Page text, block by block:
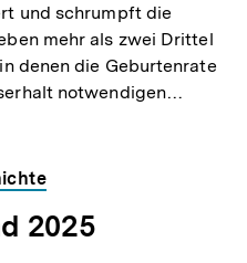
und schrumpft die
mehr als zwei Drittel
denen die Geburtenrate
notwendigen…
2025